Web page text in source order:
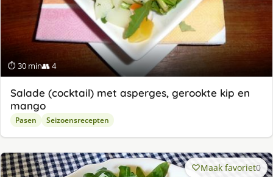
⏱ 30 min👥 4
Salade (cocktail) met asperges, gerookte kip en
mango
Pasen Seizoensrecepten
Maak favoriet0